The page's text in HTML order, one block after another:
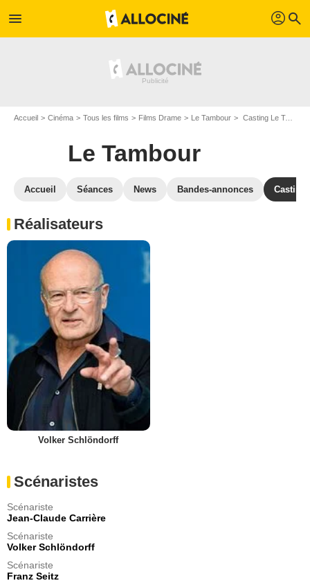
menu profil search
Accueil Cinéma Tous les films Films Drame Le Tambour Casting Le Tambour
Le Tambour
Accueil Séances News Bandes-annonces Casting
Réalisateurs
Volker Schlöndorff
Scénaristes
Scénariste
Jean-Claude Carrière
Scénariste
Volker Schlöndorff
Scénariste
Franz Seitz